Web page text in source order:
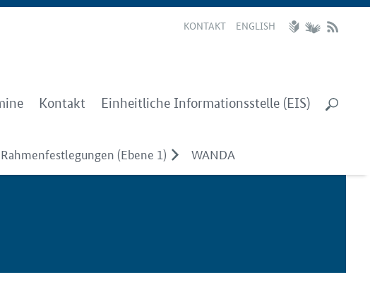
KONTAKT ENGLISH
Kontakt Einheitliche Informationsstelle (EIS)
Rahmenfestlegungen (Ebene 1) WANDA